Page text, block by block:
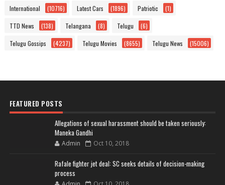
International (10716) Latest Cars (1896) Patriotic (1)
TTD News (138) Telangana (8) Telugu (6)
Telugu Gossips (4237) Telugu Movies (8655) Telugu News (15006)
FEATURED POSTS
Allegations of sexual harassment should be taken seriously:
Maneka Gandhi
Admin Oct 10, 2018
Rafale fighter jet deal: SC seeks details of decision-making
process